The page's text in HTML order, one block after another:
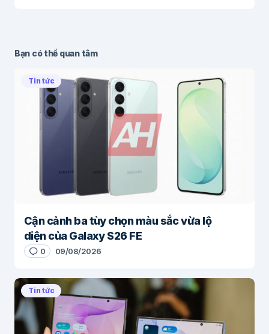
Bạn có thể quan tâm
Tin tức
Cận cảnh ba tùy chọn màu sắc vừa lộ
diện của Galaxy S26 FE
0 09/08/2026
Tin tức